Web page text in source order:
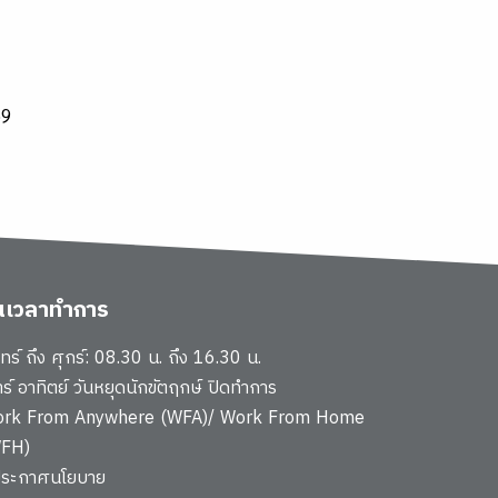
วลาทำการ
ร์ ถึง ศุกร์: 08.30 น. ถึง 16.30 น.
ร์ อาทิตย์ วันหยุดนักขัตฤกษ์ ปิดทำการ
From Anywhere (WFA)/ Work From Home
ะกาศนโยบาย